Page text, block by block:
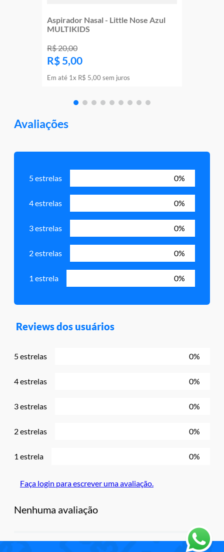
Aspirador Nasal - Little Nose Azul
MULTIKIDS
R$20,00
R$ 5,00
Em até 1x R$ 5,00 sem juros
Avaliações
5 estrelas 0%
4 estrelas 0%
3 estrelas 0%
2 estrelas 0%
1 estrela 0%
Reviews dos usuários
5 estrelas 0%
4 estrelas 0%
3 estrelas 0%
2 estrelas 0%
1 estrela 0%
Faça login para escrever uma avaliação.
Nenhuma avaliação